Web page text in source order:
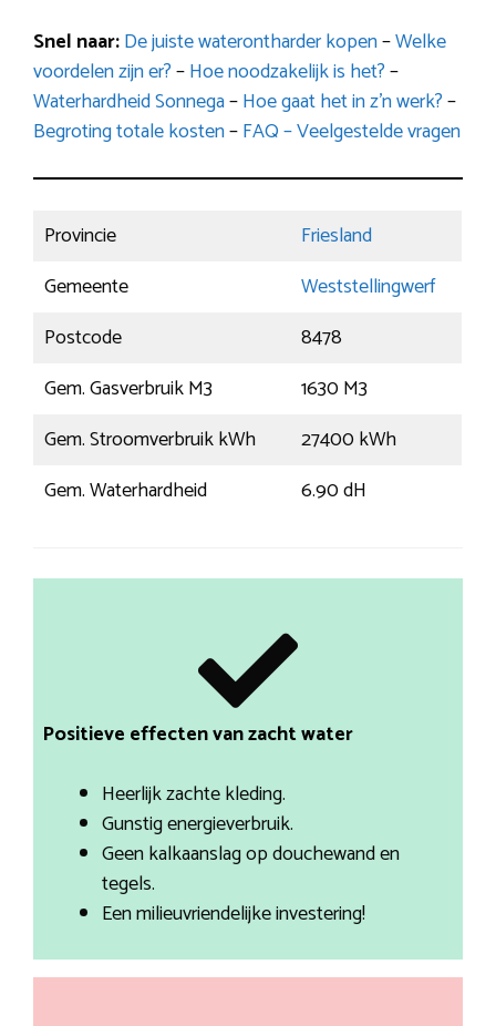
Snel naar:De juiste waterontharder kopen–Welke
voordelen zijn er?–Hoe noodzakelijk is het?–
Waterhardheid Sonnega–Hoe gaat het in z’n werk?–
Begroting totale kosten–FAQ – Veelgestelde vragen
Provincie
Friesland
Gemeente
Weststellingwerf
Postcode
8478
Gem. Gasverbruik M3
1630 M3
Gem. Stroomverbruik kWh
27400 kWh
Gem. Waterhardheid
6.90 dH
Positieve effecten van zacht water
Heerlijk zachte kleding.
Gunstig energieverbruik.
Geen kalkaanslag op douchewand en
tegels.
Een milieuvriendelijke investering!